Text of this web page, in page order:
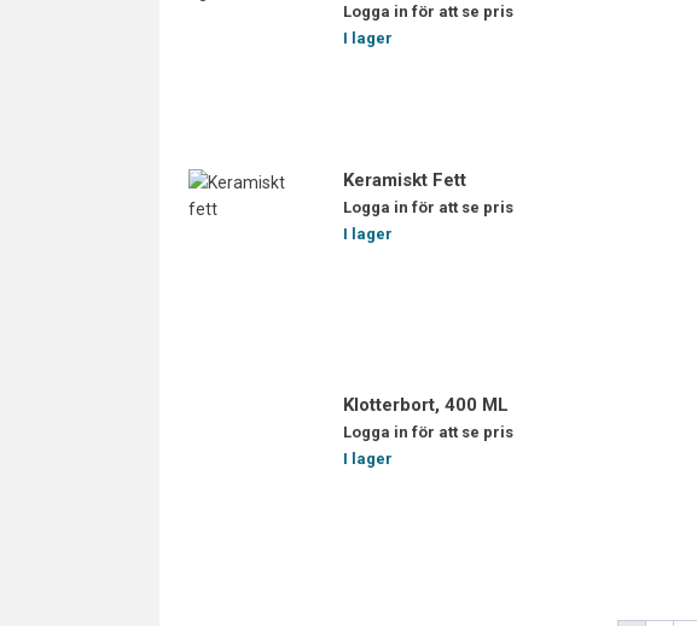
Logga in för att se pris
I lager
Keramiskt Fett
Logga in för att se pris
I lager
Klotterbort, 400 ML
Logga in för att se pris
I lager